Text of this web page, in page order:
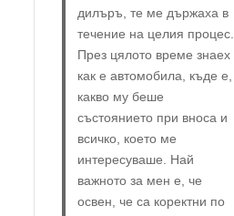
дилъръ, те ме държаха в
течение на целия процес.
През цялото време знаех
как е автомобила, къде е,
какво му беше
състоянието при вноса и
всичко, което ме
интересуваше. Най
важното за мен е, че
освен, че са коректни по